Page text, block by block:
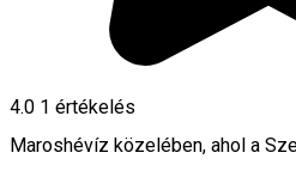
4.0 1 értékelés
Maroshévíz közelében, ahol a